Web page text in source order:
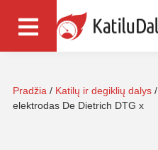
Pradžia / Katilų ir degiklių dalys /
elektrodas De Dietrich DTG x